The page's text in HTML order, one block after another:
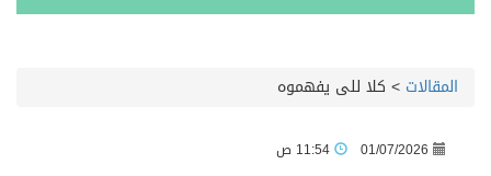
المقالات > كلا للى يفهموه
01/07/2026